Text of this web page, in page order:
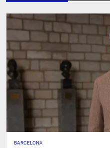
BARCELONA